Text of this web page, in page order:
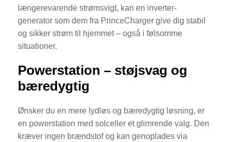
længerevarende strømsvigt, kan en inverter-
generator som dem fra PrinceCharger give dig stabil
og sikker strøm til hjemmet – også i følsomme
situationer.
Powerstation – støjsvag og
bæredygtig
Ønsker du en mere lydløs og bæredygtig løsning, er
en powerstation med solceller et glimrende valg. Den
kræver ingen brændstof og kan genoplades via